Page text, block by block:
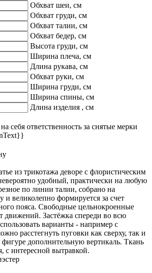
Обхват шеи, см
Обхват груди, см
Обхват талии, см
Обхват бедер, см
Высота груди, см
Ширина плеча, см
Длина рукава, см
Обхват руки, см
Ширина груди, см
Ширина спины, см
Длина изделия , см
себя ответственность за снятые мерки
из трикотажа деворе с флористическим
удобный, практически на любую
по линии талии, собрано на
и великолепно формируется за счет
пояса. Свободные цельнокроенные
движений. Застёжка спереди во всю
варианты - например с
расстегнуть пуговки как сверху, так и
фигуре дополнительную вертикаль. Ткань
с интересной вытравкой.